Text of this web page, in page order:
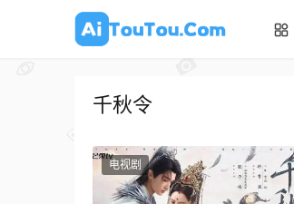
千秋令
电视剧